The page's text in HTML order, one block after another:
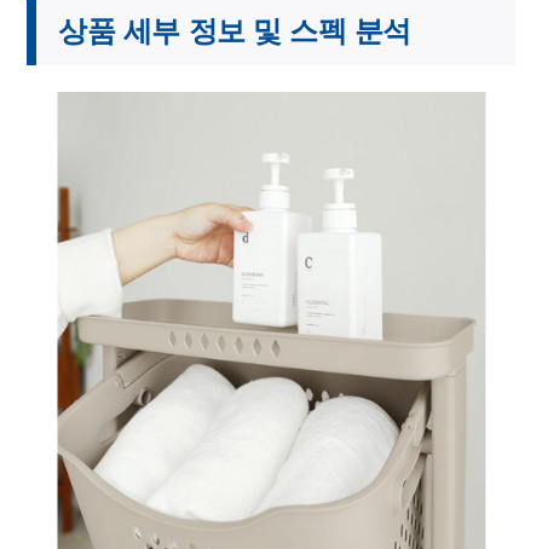
상품 세부 정보 및 스펙 분석